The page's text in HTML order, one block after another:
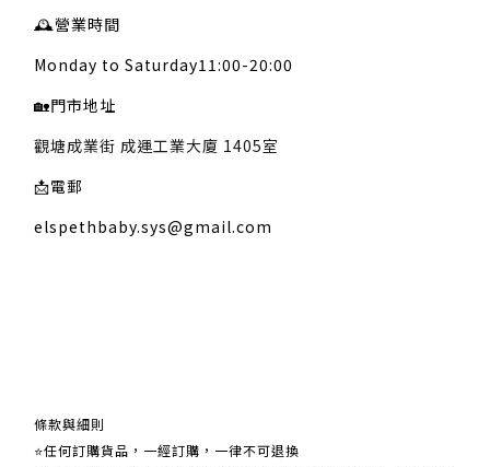
🕰️營業時間
Monday to Saturday11:00-20:00
🏡門市地址
觀塘成業街 成運工業大廈 1405室
📩電郵
elspethbaby.sys@gmail.com
條款與細則
⭐任何訂購貨品，一經訂購，一律不可退換